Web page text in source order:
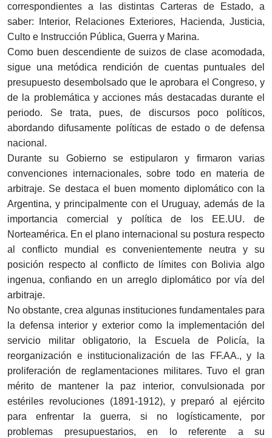
correspondientes a las distintas Carteras de Estado, a
saber: Interior, Relaciones Exteriores, Hacienda, Justicia,
Culto e Instrucción Pública, Guerra y Marina.
Como buen descendiente de suizos de clase acomodada,
sigue una metódica rendición de cuentas puntuales del
presupuesto desembolsado que le aprobara el Congreso, y
de la problemática y acciones más destacadas durante el
periodo. Se trata, pues, de discursos poco políticos,
abordando difusamente políticas de estado o de defensa
nacional.
Durante su Gobierno se estipularon y firmaron varias
convenciones internacionales, sobre todo en materia de
arbitraje. Se destaca el buen momento diplomático con la
Argentina, y principalmente con el Uruguay, además de la
importancia comercial y política de los EE.UU. de
Norteamérica. En el plano internacional su postura respecto
al conflicto mundial es convenientemente neutra y su
posición respecto al conflicto de límites con Bolivia algo
ingenua, confiando en un arreglo diplomático por vía del
arbitraje.
No obstante, crea algunas instituciones fundamentales para
la defensa interior y exterior como la implementación del
servicio militar obligatorio, la Escuela de Policía, la
reorganización e institucionalización de las FF.AA., y la
proliferación de reglamentaciones militares. Tuvo el gran
mérito de mantener la paz interior, convulsionada por
estériles revoluciones (1891-1912), y preparó al ejército
para enfrentar la guerra, si no logísticamente, por
problemas presupuestarios, en lo referente a su